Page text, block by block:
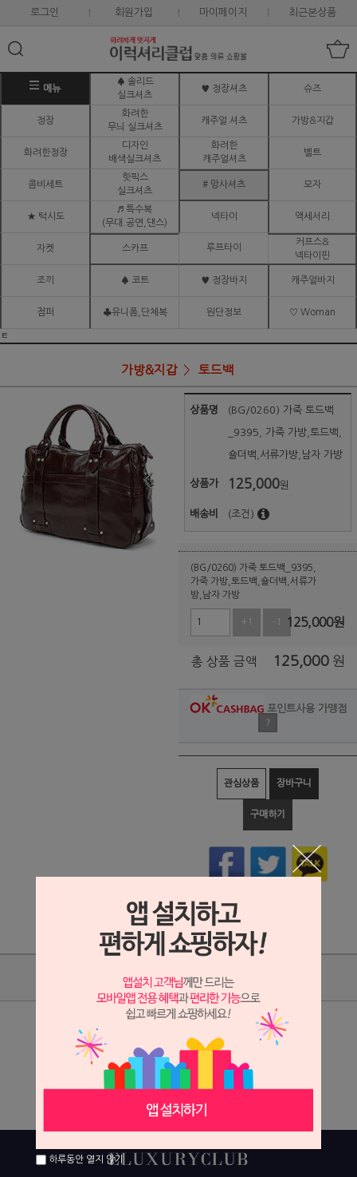
로그인 회원가입 마이페이지 최근본상품
메뉴
♠ 솔리드
실크셔츠
♥ 정장셔츠 슈즈
정장
화려한
무늬 실크셔츠
캐주얼 셔츠 가방&지갑
화려한정장
디자인
배색실크셔츠
화려한
캐주얼셔츠
벨트
콤비세트
핫픽스
실크셔츠
# 망사셔츠 모자
★ 턱시도
♬ 특수복
(무대.공연,댄스)
넥타이 액세서리
자켓 스카프 루프타이
커프스&
넥타이핀
조끼 ♠ 코트 ♥ 정장바지 캐주얼바지
점퍼 ♣유니폼,단체복 원단정보 ♡ Woman
ㅌ
가방&지갑 토드백
상품명 (BG/0260) 가죽 토드백
_9395, 가죽 가방,토드백,
숄더백,서류가방,남자 가방
상품가 125,000원
배송비 (조건)
(BG/0260) 가죽 토드백_9395,
가죽 가방,토드백,숄더백,서류가
방,남자 가방
+1 -1 125,000원
총 상품 금액 125,000 원
포인트사용 가맹점
?
관심상품 장바구니
구매하기
상품리뷰
상세정보 새창 열기
상세 정보를 확대해 보실 수 있습니다.
하루동안 열지 않기